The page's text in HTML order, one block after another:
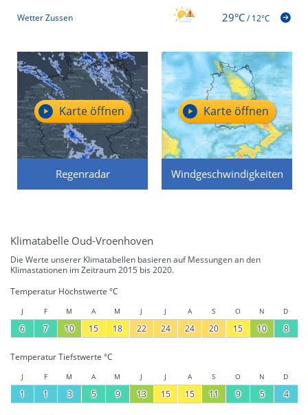
Wetter Zussen 29°C/12°C
Regenradar
Karte öffnen
Windgeschwindigkeiten
Karte öffnen
Klimatabelle Oud-Vroenhoven
Die Werte unserer Klimatabellen basieren auf Messungen an den
Klimastationen im Zeitraum 2015 bis 2020.
Temperatur Höchstwerte °C
J F M A M J J A S O N D
6 7 10 15 18 22 24 24 20 15 10 8
Temperatur Tiefstwerte °C
J F M A M J J A S O N D
1 1 3 5 9 13 15 15 11 9 5 4